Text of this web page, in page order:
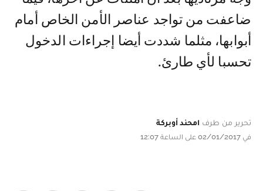
ضاعفت من تواجد عناصر الأمن الخاص أمام
أبوابها، مثلما شددت أيضا إجراءات الدخول
تحسبا لأي طارئ.
تحرير من طرف امحند أوبركة
في 02/01/2017 على الساعة 12:07